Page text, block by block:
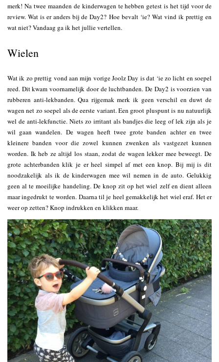
merk! Na twee maanden de kinderwagen te hebben getest is het tijd voor de
review. Wat is er anders bij de Day2? Hoe bevalt ‘ie? Wat vind ik prettig en
wat niet? Vandaag ga ik het jullie vertellen.
Wielen
Wat ik zo prettig vond aan mijn vorige Joolz Day is dat ‘ie zo licht en soepel
reed. Dit kwam voornamelijk door de luchtbanden. De Day2 is voorzien van
rubberen anti-lekbanden. Qua rijgemak merk ik geen verschil en duwt de
wagen net zo soepel als de eerste variant. Een groot pluspunt is nu natuurlijk
wel de anti-lekfunctie. Niets zo irritant als bandjes die leeg of lek zijn als je
wil gaan wandelen. De wagen heeft twee grote banden achter en twee
kleinere banden voor die zowel kunnen zwenken als vastgezet kunnen
worden. Ik heb ze altijd los staan, zodat de wagen lekker mee beweegt. De
grote achterbanden klik je er heel simpel af met een knop. Bij mij is dit
noodzakelijk als ik de kinderwagen mee wil nemen in de auto. Gelukkig
geen al te moeilijke handeling. De knop zit op het wiel zelf en dient alleen
maar ingedrukt te worden. Daarna til je heel gemakkelijk het wiel eraf. Het er
weer op zetten? Knop indrukken en klikken maar.